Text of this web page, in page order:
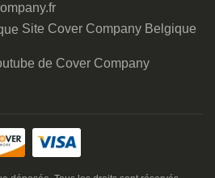
Site Cover Company Belgique
de Cover Company